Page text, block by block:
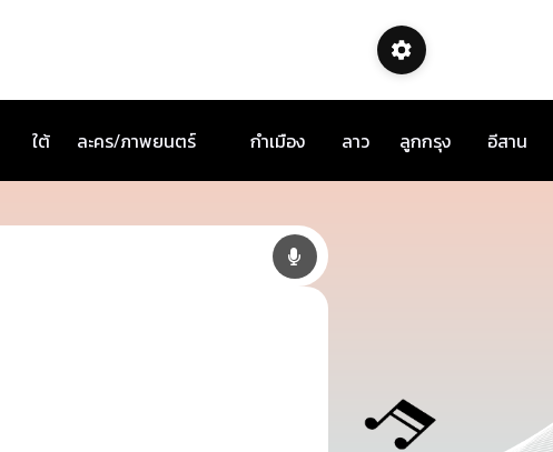
ใต้ ละคร/ภาพยนตร์ กำเมือง ลาว ลูกกรุง อีสาน